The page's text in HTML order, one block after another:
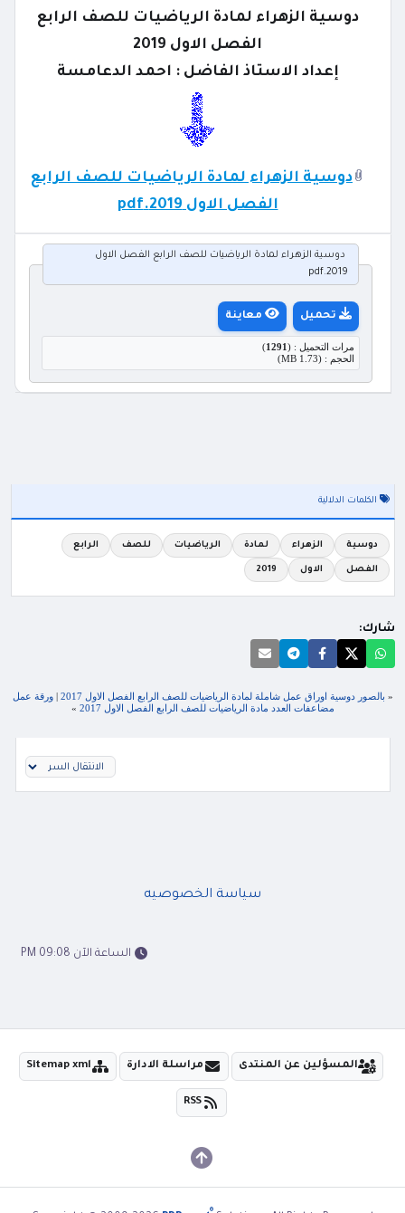
دوسية الزهراء لمادة الرياضيات للصف الرابع
الفصل الاول 2019
إعداد الاستاذ الفاضل : احمد الدعامسة
دوسية الزهراء لمادة الرياضيات للصف الرابع
الفصل الاول 2019.pdf
دوسية الزهراء لمادة الرياضيات للصف الرابع الفصل الاول
2019.pdf
تحميل معاينة
مرات التحميل : (1291
)
الحجم : (1.73 MB)
الكلمات الدلالية
دوسية الزهراء لمادة الرياضيات للصف الرابع
الفصل الاول 2019
شارك:
« بالصور دوسية اوراق عمل شاملة لمادة الرياضيات للصف الرابع الفصل الاول 2017 |ورقة عمل
مضاعفات العدد مادة الرياضيات للصف الرابع الفصل الاول 2017
»
سياسة الخصوصيه
الساعة الآن 09:08 PM
المسؤلين عن المنتدى مراسلة الادارة Sitemap xml
RSS